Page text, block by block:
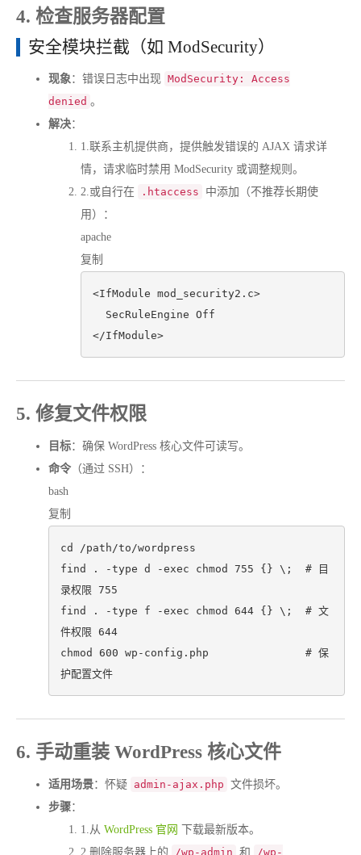
4. 检查服务器配置
安全模块拦截（如 ModSecurity）
现象：错误日志中出现 ModSecurity: Access
denied 。
解决：
1.联系主机提供商，提供触发错误的 AJAX 请求详
情，请求临时禁用 ModSecurity 或调整规则。
2.或自行在 .htaccess
中添加（不推荐长期使
用）：
apache
复制
<IfModule mod_security2.c>
SecRuleEngine Off
</IfModule>
5. 修复文件权限
目标：确保 WordPress 核心文件可读写。
命令 （通过 SSH）：
bash
复制
cd /path/to/wordpress
find . -type d -exec chmod 755 {} \; # 目
录权限 755
find . -type f -exec chmod 644 {} \; # 文
件权限 644
chmod 600 wp-config.php # 保
护配置文件
6. 手动重装 WordPress 核心文件
适用场景：怀疑 admin-ajax.php 文件损坏。
步骤：
1.从 WordPress 官网
下载最新版本。
2. 删除服务器上的 /wp-admin 和 /wp-